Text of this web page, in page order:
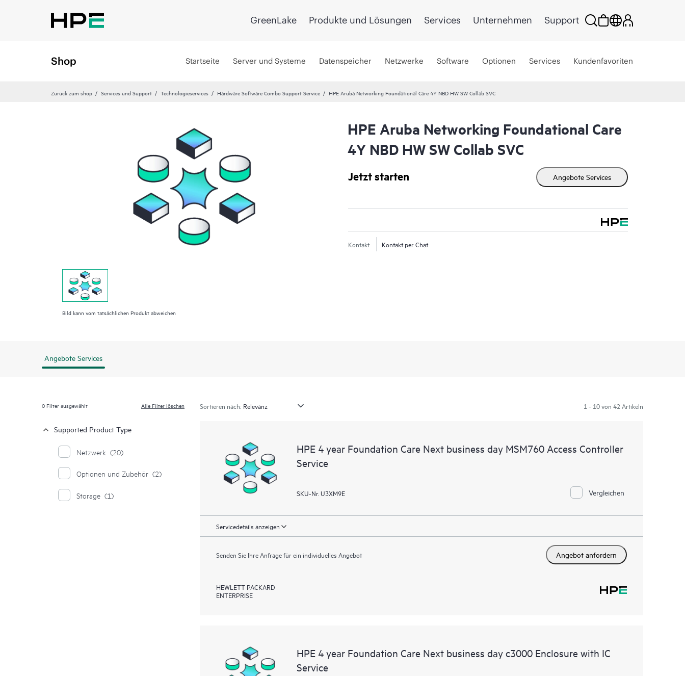
GreenLake Produkte und Lösungen Services Unternehmen Support
Shop Startseite Server und Systeme Datenspeicher Netzwerke Software Optionen Services Kundenfavoriten
Zurück zum shop Services und Support Technologieservices Hardware Software Combo Support Service HPE Aruba Networking Foundational Care 4Y NBD HW SW Collab SVC
Bild kann vom tatsächlichen Produkt abweichen
HPE Aruba Networking Foundational Care
4Y NBD HW SW Collab SVC
Jetzt starten Angebote Services
Kontakt Kontakt per Chat
Angebote Services
0Filter ausgewählt Alle Filter löschen
Supported Product Type
Netzwerk (20)
Optionen und Zubehör (2)
Storage (1)
Sortieren nach: 1 - 10 von 42 Artikeln
HPE 4 year Foundation Care Next business day MSM760 Access Controller
Service
SKU-Nr. U3XM9E Vergleichen
Servicedetails anzeigen
Senden Sie Ihre Anfrage für ein individuelles Angebot Angebot anfordern
HEWLETT PACKARD
ENTERPRISE
HPE 4 year Foundation Care Next business day c3000 Enclosure with IC
Service